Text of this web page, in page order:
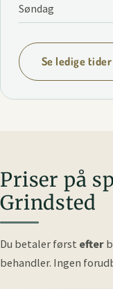
Søndag
Se ledige tider
Priser på
Grindsted
Du betaler først efter
behandler. Ingen